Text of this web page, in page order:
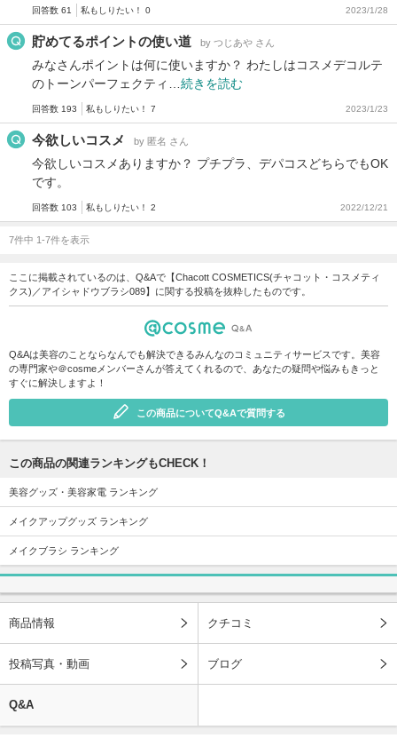
回答数 61 私もしりたい！ 0 2023/1/28
貯めてるポイントの使い道 by つじあや さん
みなさんポイントは何に使いますか？ わたしはコスメデコルテ
のトーンパーフェクティ… 続きを読む
回答数 193 私もしりたい！ 7 2023/1/23
今欲しいコスメ by 匿名 さん
今欲しいコスメありますか？ プチプラ、デパコスどちらでもOK
です。
回答数 103 私もしりたい！ 2 2022/12/21
7件中 1-7件を表示
ここに掲載されているのは、Q&Aで【Chacott COSMETICS(チャコット・コスメティ
クス)／アイシャドウブラシ089】に関する投稿を抜粋したものです。
Q&Aは美容のことならなんでも解決できるみんなのコミュニティサービスです。美容
の専門家や＠cosmeメンバーさんが答えてくれるので、あなたの疑問や悩みもきっと
すぐに解決しますよ！
この商品についてQ&Aで質問する
この商品の関連ランキングもCHECK！
美容グッズ・美容家電 ランキング
メイクアップグッズ ランキング
メイクブラシ ランキング
商品情報 クチコミ
投稿写真・動画 ブログ
Q&A